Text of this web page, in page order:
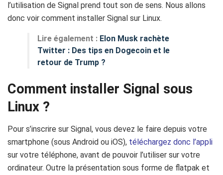
l’utilisation de Signal prend tout son de sens. Nous allons
donc voir comment installer Signal sur Linux.
Lire également : Elon Musk rachète
Twitter : Des tips en Dogecoin et le
retour de Trump ?
Comment installer Signal sous
Linux ?
Pour s’inscrire sur Signal, vous devez le faire depuis votre
smartphone (sous Android ou iOS), téléchargez donc l’appli
sur votre téléphone, avant de pouvoir l’utiliser sur votre
ordinateur. Outre la présentation sous forme de flatpak et